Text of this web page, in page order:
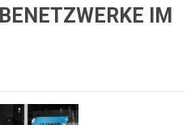
IM